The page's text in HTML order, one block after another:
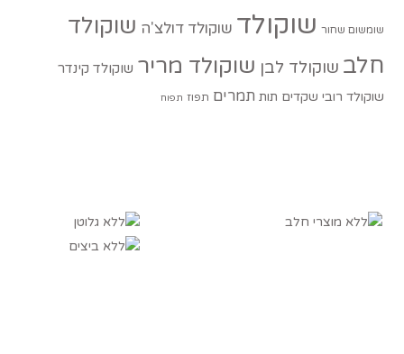
שומשום שחור שוקולד שוקולד דולצ'ה שוקולד
חלב שוקולד לבן שוקולד מריר שוקולד קינדר
שוקולד רובי שקדים תות תמרים תפוז תפוח